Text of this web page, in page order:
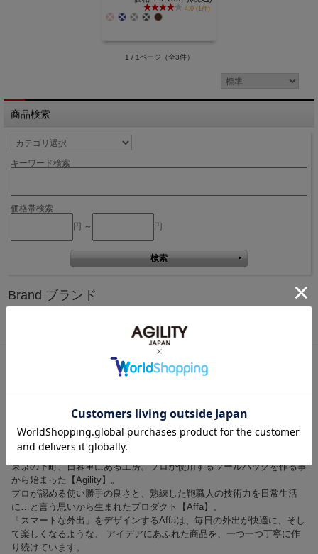
4.0 (1件)
1 / 1ページ （全3件）
商品検索
キーワード検索
価格帯検索
円 ～
円
Brand ブランド
Bisogn
東京の下町、日暮里にある工房。プロが使用するツールバッグを作る事
から始まった【Agility】。
プロが認める使い勝手の良さと、熟練した鞄職人の技術力を日常生活
に…と言う思いから生まれたプロダクト【Affa】。
「スマートな外出」をデザインするAffaは、毎日の外出が快適に、そし
て楽しくなるような、 アイデアにあふれた商品を、一つ一つ丁寧に作
り続けています。